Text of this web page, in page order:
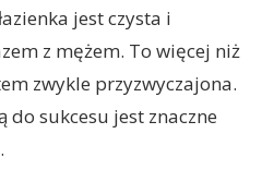
jest czysta i
z mężem. To więcej niż
zwykle przyzwyczajona.
do sukcesu jest znaczne